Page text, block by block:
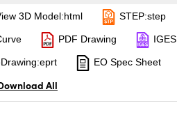
3D Model:html STEP:step
PDF Drawing IGES
EO Spec Sheet
All